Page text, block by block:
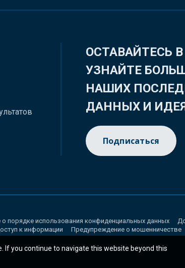
ОСТАВАЙТЕСЬ
УЗНАЙТЕ
НАШИХ
ДАННЫХ И
Подписаться
порядке использования конфиденциальных данных
к информации
Предупреждение о мошенничестве
If you continue to navigate this website beyond this